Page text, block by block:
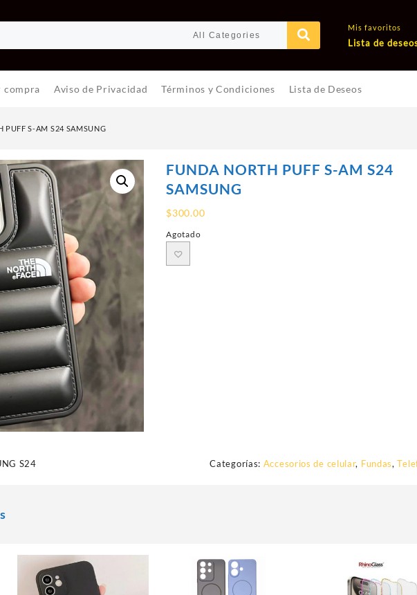
Mis favoritos
Lista de
compra Aviso de Privacidad Términos y Condiciones Lista de Deseos
PUFF S-AM S24 SAMSUNG
FUNDA NORTH PUFF S-AM S24
SAMSUNG
$300.00
Agotado
S24 Categorías: Accesorios de celular, Fundas,